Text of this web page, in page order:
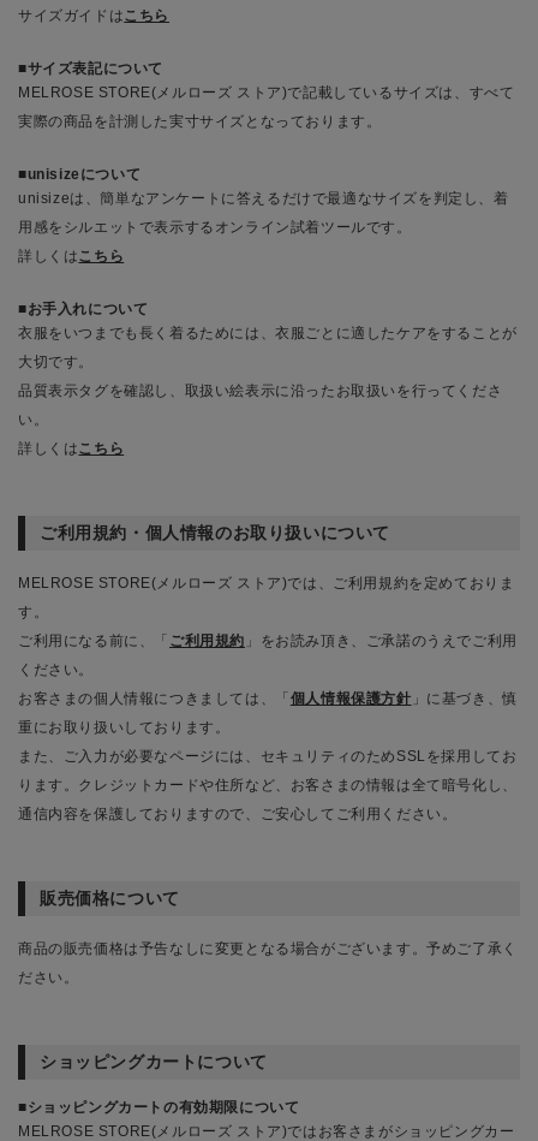
サイズガイドはこちら
サイズ表記について
MELROSE STORE(メルローズ ストア)で記載しているサイズは、すべて
実際の商品を計測した実寸サイズとなっております。
unisizeについて
unisizeは、簡単なアンケートに答えるだけで最適なサイズを判定し、着
用感をシルエットで表示するオンライン試着ツールです。
詳しくはこちら
お手入れについて
衣服をいつまでも長く着るためには、衣服ごとに適したケアをすることが
大切です。
品質表示タグを確認し、取扱い絵表示に沿ったお取扱いを行ってくださ
い。
詳しくはこちら
ご利用規約・個人情報のお取り扱いについて
MELROSE STORE(メルローズ ストア)では、ご利用規約を定めておりま
す。
ご利用になる前に、「 ご利用規約 」をお読み頂き、ご承諾のうえでご利用
ください。
お客さまの個人情報につきましては、「 個人情報保護方針 」に基づき、慎
重にお取り扱いしております。
また、ご入力が必要なページには、セキュリティのためSSLを採用してお
ります。クレジットカードや住所など、お客さまの情報は全て暗号化し、
通信内容を保護しておりますので、ご安心してご利用ください。
販売価格について
商品の販売価格は予告なしに変更となる場合がございます。予めご了承く
ださい。
ショッピングカートについて
ショッピングカートの有効期限について
MELROSE STORE(メルローズ ストア)ではお客さまがショッピングカー